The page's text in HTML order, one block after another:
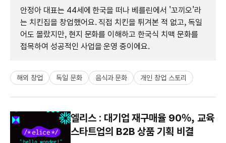
안정아 대표는 44세에 한국을 떠나 베를린에서 '꼬끼오'라
는 치킨집을 창업했어요. 직접 치킨을 튀겨본 적 없고, 독일
어도 몰랐지만, 현지 문화를 이해하고 한국식 치맥 문화를
접목하여 성공적인 사업을 운영 중이에요.
해외 창업 독일 문화 음식과 문화 개인 창업 스토리
엘리스 : 대기업 재구매율 90%, 교육
스타트업의 B2B 상품 기획 비결